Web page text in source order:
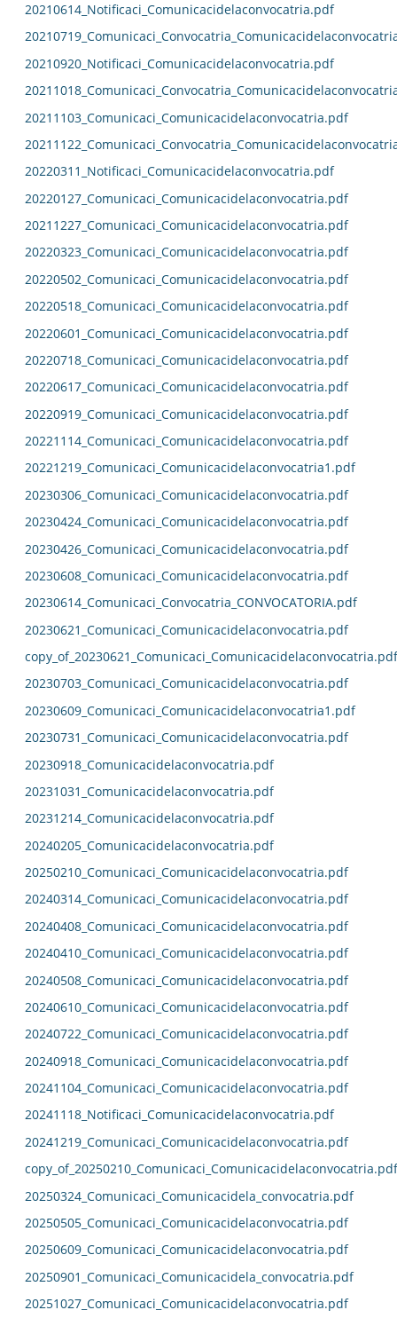
20210614_Notificaci_Comunicacidelaconvocatria.pdf
20210920_Notificaci_Comunicacidelaconvocatria.pdf
20211103_Comunicaci_Comunicacidelaconvocatria.pdf
20220311_Notificaci_Comunicacidelaconvocatria.pdf
20220127_Comunicaci_Comunicacidelaconvocatria.pdf
20211227_Comunicaci_Comunicacidelaconvocatria.pdf
20220323_Comunicaci_Comunicacidelaconvocatria.pdf
20220502_Comunicaci_Comunicacidelaconvocatria.pdf
20220518_Comunicaci_Comunicacidelaconvocatria.pdf
20220601_Comunicaci_Comunicacidelaconvocatria.pdf
20220718_Comunicaci_Comunicacidelaconvocatria.pdf
20220617_Comunicaci_Comunicacidelaconvocatria.pdf
20220919_Comunicaci_Comunicacidelaconvocatria.pdf
20221114_Comunicaci_Comunicacidelaconvocatria.pdf
20221219_Comunicaci_Comunicacidelaconvocatria1.pdf
20230306_Comunicaci_Comunicacidelaconvocatria.pdf
20230424_Comunicaci_Comunicacidelaconvocatria.pdf
20230426_Comunicaci_Comunicacidelaconvocatria.pdf
20230608_Comunicaci_Comunicacidelaconvocatria.pdf
20230614_Comunicaci_Convocatria_CONVOCATORIA.pdf
20230621_Comunicaci_Comunicacidelaconvocatria.pdf
copy_of_20230621_Comunicaci_Comunicacidelaconvocatria.pdf
20230703_Comunicaci_Comunicacidelaconvocatria.pdf
20230609_Comunicaci_Comunicacidelaconvocatria1.pdf
20230731_Comunicaci_Comunicacidelaconvocatria.pdf
20230918_Comunicacidelaconvocatria.pdf
20231031_Comunicacidelaconvocatria.pdf
20231214_Comunicacidelaconvocatria.pdf
20240205_Comunicacidelaconvocatria.pdf
20250210_Comunicaci_Comunicacidelaconvocatria.pdf
20240314_Comunicaci_Comunicacidelaconvocatria.pdf
20240408_Comunicaci_Comunicacidelaconvocatria.pdf
20240410_Comunicaci_Comunicacidelaconvocatria.pdf
20240508_Comunicaci_Comunicacidelaconvocatria.pdf
20240610_Comunicaci_Comunicacidelaconvocatria.pdf
20240722_Comunicaci_Comunicacidelaconvocatria.pdf
20240918_Comunicaci_Comunicacidelaconvocatria.pdf
20241104_Comunicaci_Comunicacidelaconvocatria.pdf
20241118_Notificaci_Comunicacidelaconvocatria.pdf
20241219_Comunicaci_Comunicacidelaconvocatria.pdf
copy_of_20250210_Comunicaci_Comunicacidelaconvocatria.pdf
20250324_Comunicaci_Comunicacidela_convocatria.pdf
20250505_Comunicaci_Comunicacidelaconvocatria.pdf
20250609_Comunicaci_Comunicacidelaconvocatria.pdf
20250901_Comunicaci_Comunicacidela_convocatria.pdf
20251027_Comunicaci_Comunicacidelaconvocatria.pdf